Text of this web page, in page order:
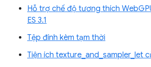
Hỗ trợ chế độ tương thích
ES 3.1
Tệp đính kèm tạm thời
Tiện ích texture_and_sampler_let